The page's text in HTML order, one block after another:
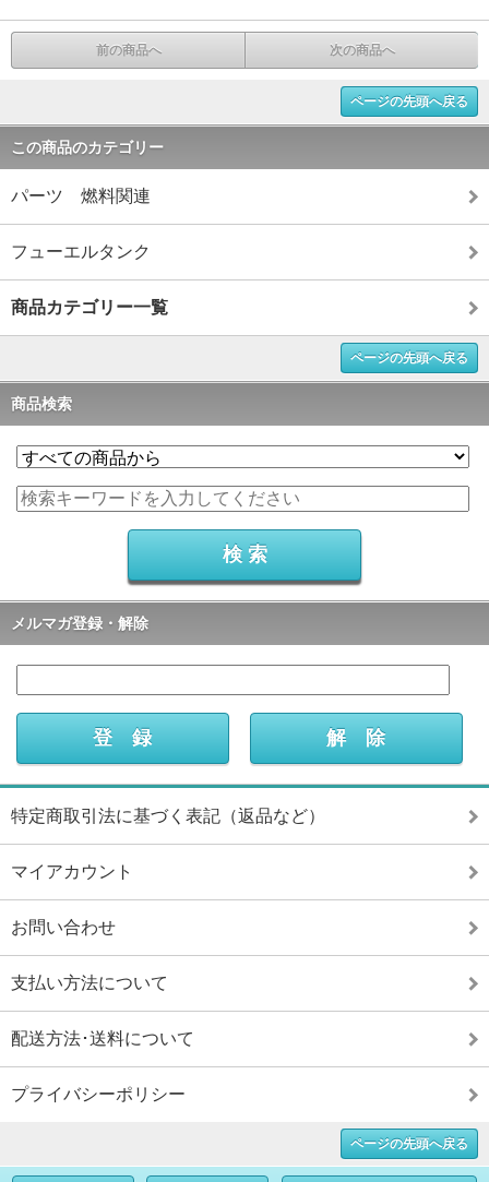
前の商品へ 次の商品へ
ページの先頭へ戻る
この商品のカテゴリー
パーツ 燃料関連
フューエルタンク
商品カテゴリー一覧
ページの先頭へ戻る
商品検索
メルマガ登録・解除
特定商取引法に基づく表記（返品など）
マイアカウント
お問い合わせ
支払い方法について
配送方法･送料について
プライバシーポリシー
ページの先頭へ戻る